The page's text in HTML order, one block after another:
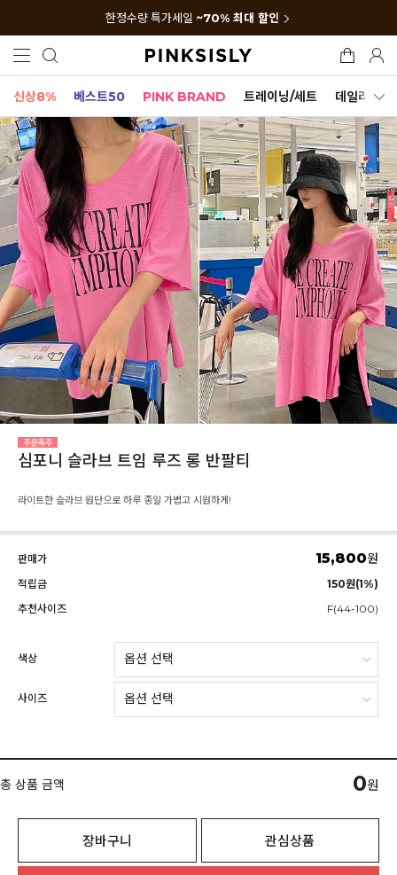
한정수량 특가세일 ~70% 최대 할인
신상8% 베스트50 PINK BRAND 트레이닝/세트 데일리세트
심포니 슬라브 트임 루즈 롱 반팔티
라이트한 슬라브 원단으로 하루 종일 가볍고 시원하게!
판매가 15,800원
적립금
150원(1%)
추천사이즈
F(44-100)
색상
사이즈
총 상품 금액 0원
장바구니 관심상품